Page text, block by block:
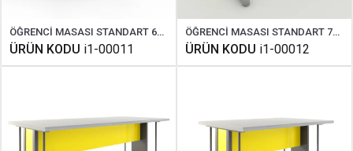
ÖĞRENCİ MASASI STANDART 60X120 CM
ÜRÜN KODU i1-00011
ÖĞRENCİ MASASI STANDART 70X120 CM
ÜRÜN KODU i1-00012